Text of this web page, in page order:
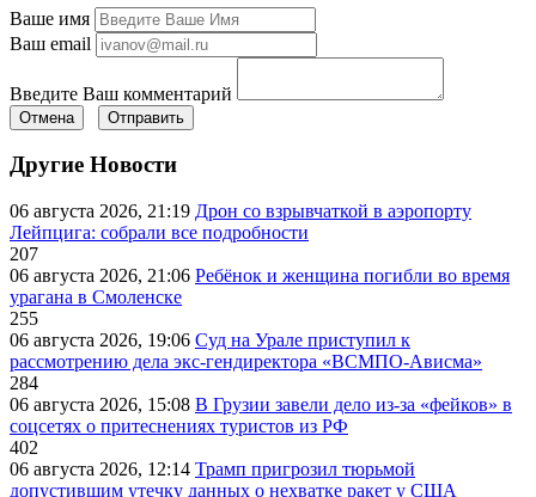
Ваше имя
Ваш email
Введите Ваш комментарий
Отмена Отправить
Другие Новости
06 августа 2026, 21:19 Дрон со взрывчаткой в аэропорту
Лейпцига: собрали все подробности
207
06 августа 2026, 21:06 Ребёнок и женщина погибли во время
урагана в Смоленске
255
06 августа 2026, 19:06 Суд на Урале приступил к
рассмотрению дела экс-гендиректора «ВСМПО-Ависма»
284
06 августа 2026, 15:08 В Грузии завели дело из-за «фейков» в
соцсетях о притеснениях туристов из РФ
402
06 августа 2026, 12:14 Трамп пригрозил тюрьмой
допустившим утечку данных о нехватке ракет у США